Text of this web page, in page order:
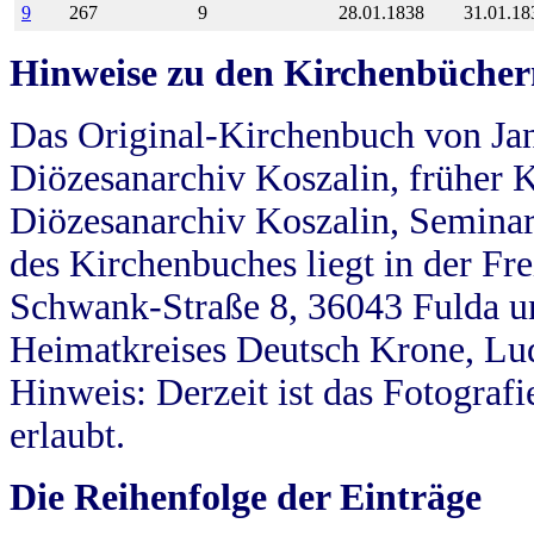
9 267 9 28.01.1838
Hinweise zu den
Das Original-Kirchenbuch von
Diözesanarchiv Koszalin, früher
Diözesanarchiv Koszalin,
des Kirchenbuches liegt in der
Schwank-Straße 8, 36043 Fulda
Heimatkreises Deutsch Krone,
Hinweis: Derzeit ist das
erlaubt.
Die Reihenfolge der Einträge